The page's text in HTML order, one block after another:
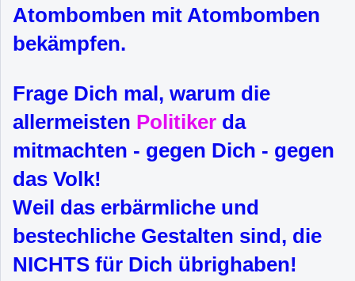
Atombomben mit Atombomben
bekämpfen.
Frage Dich mal, warum die
allermeisten Politiker da
mitmachten - gegen Dich - gegen
das Volk!
Weil das erbärmliche und
bestechliche Gestalten sind, die
NICHTS für Dich übrighaben!